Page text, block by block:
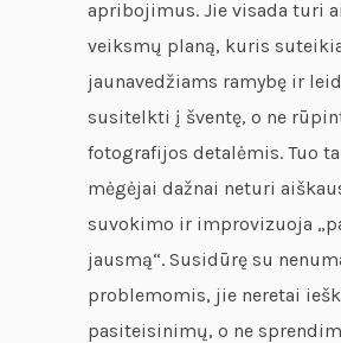
apribojimus. Jie visada turi
veiksmų planą, kuris
jaunavedžiams ramybę ir
susitelkti į šventę, o ne
fotografijos detalėmis. Tuo
mėgėjai dažnai neturi
suvokimo ir improvizuoja
jausmą“. Susidūrę su
problemomis, jie neretai
pasiteisinimų, o ne